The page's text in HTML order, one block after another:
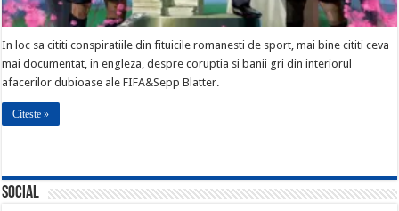
In loc sa cititi conspiratiile din fituicile romanesti de sport, mai bine cititi ceva
mai documentat, in engleza, despre coruptia si banii gri din interiorul
afacerilor dubioase ale FIFA&Sepp Blatter.
Citeste »
Social